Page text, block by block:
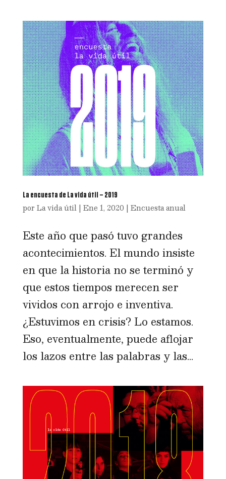
La encuesta de La vida útil – 2019
por La vida útil| Ene 1, 2020 | Encuesta anual
Este año que pasó tuvo grandes
acontecimientos. El mundo insiste
en que la historia no se terminó y
que estos tiempos merecen ser
vividos con arrojo e inventiva.
¿Estuvimos en crisis? Lo estamos.
Eso, eventualmente, puede aflojar
los lazos entre las palabras y las...